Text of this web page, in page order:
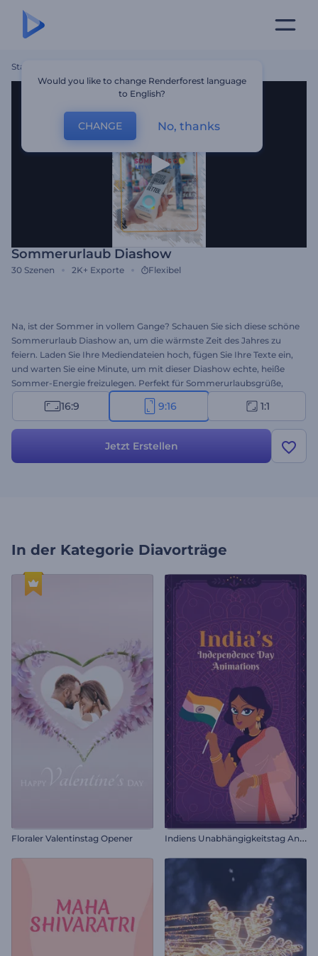
Startseite
Sommerurlaub Diashow
30 Szenen 2K+ Exporte Flexibel
Na, ist der Sommer in vollem Gange? Schauen Sie sich diese schöne
Sommerurlaub Diashow an, um die wärmste Zeit des Jahres zu
feiern. Laden Sie Ihre Mediendateien hoch, fügen Sie Ihre Texte ein,
und warten Sie eine Minute, um mit dieser Diashow echte, heiße
Sommer-Energie freizulegen. Perfekt für Sommerurlaubsgrüße,
persönliche Diashows, thematische Präsentationen und mehr. Mit
dieser Vorlage können Sie Ihr Projekt mit Leben füllen. Probieren
16:9 9:16 1:1
Jetzt Erstellen
In der Kategorie Diavorträge
Floraler Valentinstag Opener I
ndiens Unabhängigkeitstag Animationen
Would you like to change Renderforest language
to English?
CHANGE No, thanks